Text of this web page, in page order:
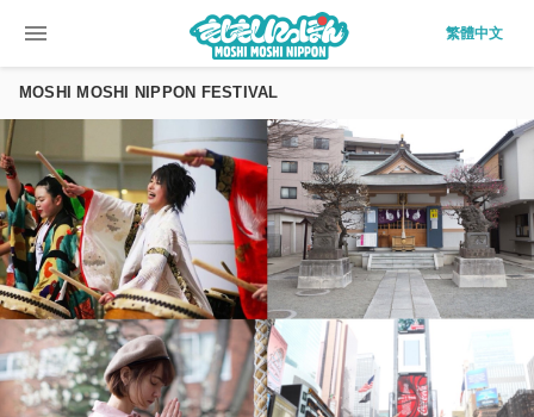
menu 繁體中文
MOSHI MOSHI NIPPON FESTIVAL